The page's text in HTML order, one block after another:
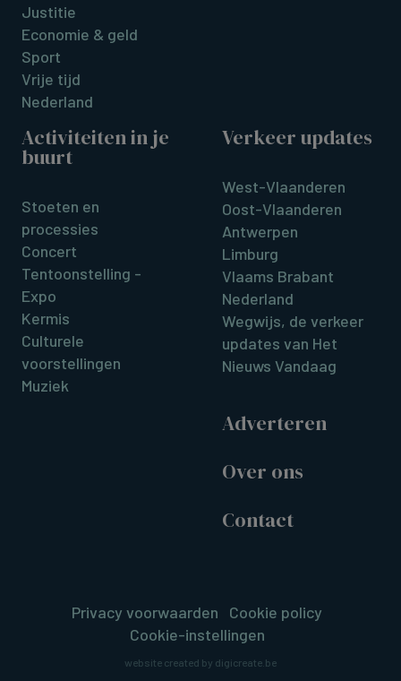
Justitie
Economie & geld
Sport
Vrije tijd
Nederland
Activiteiten in je
buurt
Stoeten en
processies
Concert
Tentoonstelling -
Expo
Kermis
Culturele
voorstellingen
Muziek
Verkeer updates
West-Vlaanderen
Oost-Vlaanderen
Antwerpen
Limburg
Vlaams Brabant
Nederland
Wegwijs, de verkeer
updates van Het
Nieuws Vandaag
Adverteren
Over ons
Contact
Privacy voorwaarden
Cookie policy
Cookie-instellingen
website created by digicreate.be